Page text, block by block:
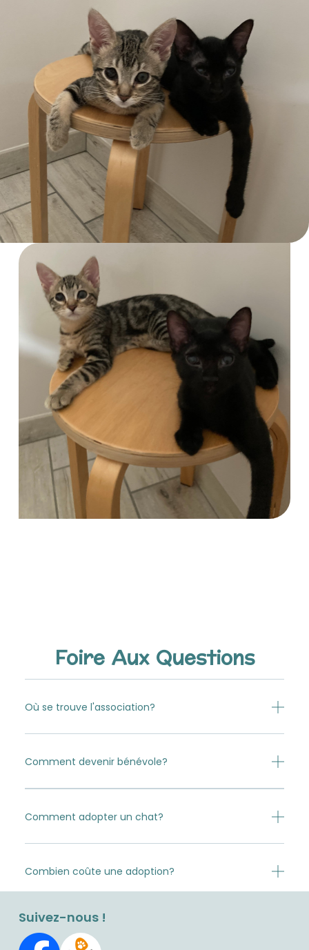
Foire Aux Questions
Où se trouve l'association?
Comment devenir bénévole?
Comment adopter un chat?
Combien coûte une adoption?
Suivez-nous !